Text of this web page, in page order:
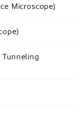
Microscope)